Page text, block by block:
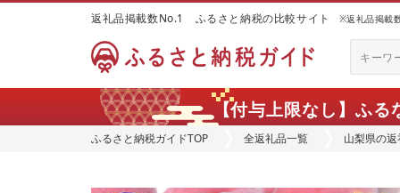
返礼品掲載数No.1 ふるさと納税の比較サイト ※返礼品掲載
【付与上限なし】ふる
ふるさと納税ガイドTOP 全返礼品一覧 山梨県の